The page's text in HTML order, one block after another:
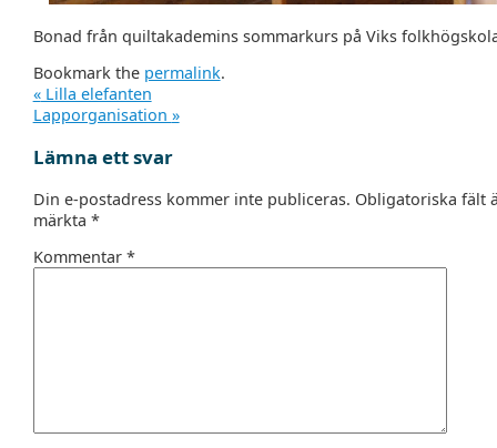
Bonad från quiltakademins sommarkurs på Viks
Bookmark the permalink.
«Lilla elefanten
Lapporganisation »
Lämna ett svar
Din e-postadress kommer inte publiceras. Obligatoriska fält
märkta *
Kommentar *